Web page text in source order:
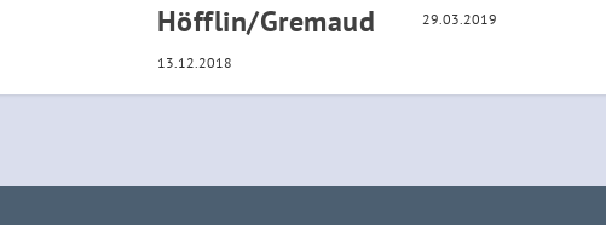
Höfflin/Gremaud
13.12.2018
29.03.2019